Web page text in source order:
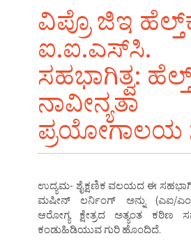
ವಿಪ್ರೊ ಜಿಇ
ಐ.ಐ.ಎಸ್‌ಸಿ.
ಸಹಭಾಗಿತ್ವ:
ನಾವೀನ್ಯತಾ
ಪ್ರಯೋಗಾಲಯ
ಉದ್ಯಮ- ಶೈಕ್ಷಣಿಕ ವಲಯದ ಈ
ಮಷೀನ್‌ ಲರ್ನಿಂಗ್‌ ಅನ್ನು (ಎಐ/
ಆರೋಗ್ಯ ಕ್ಷೇತ್ರದ ಅತ್ಯಂತ ಕಠಿಣ
ಕಂಡುಹಿಡಿಯುವ ಗುರಿ ಹೊಂದಿದೆ.